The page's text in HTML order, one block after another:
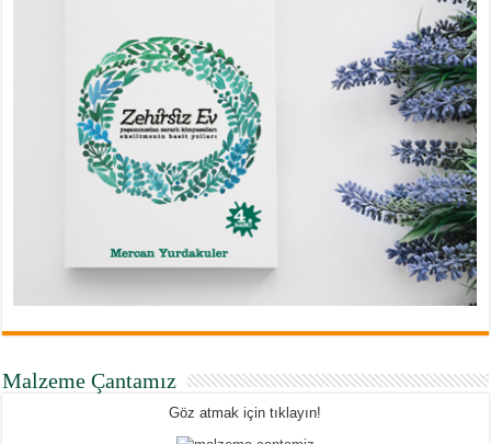
Malzeme Çantamız
Göz atmak için tıklayın!